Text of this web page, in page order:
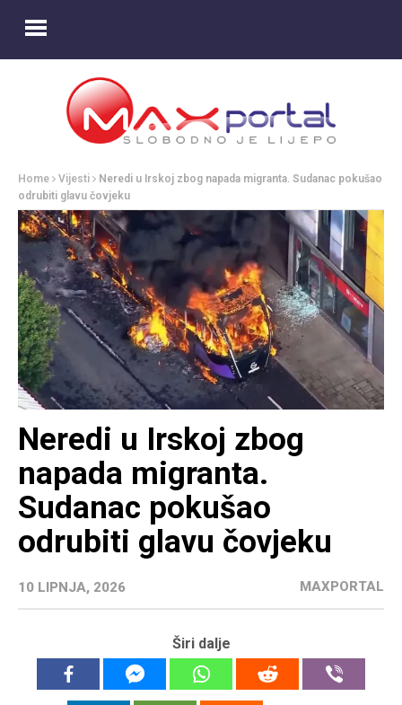
Home Vijesti
Neredi u Irskoj zbog napada migranta. Sudanac pokušao
odrubiti glavu čovjeku
Neredi u Irskoj zbog
napada migranta.
Sudanac pokušao
odrubiti glavu čovjeku
10 LIPNJA, 2026 MAXPORTAL
Širi dalje